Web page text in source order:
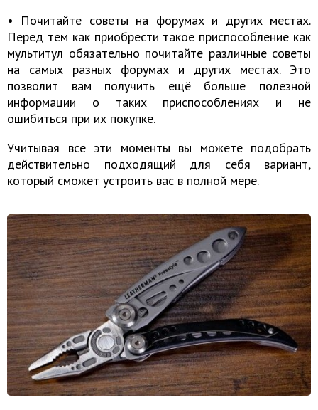
• Почитайте советы на форумах и других местах.
Перед тем как приобрести такое приспособление как
мультитул обязательно почитайте различные советы
на самых разных форумах и других местах. Это
позволит вам получить ещё больше полезной
информации о таких приспособлениях и не
ошибиться при их покупке.
Учитывая все эти моменты вы можете подобрать
действительно подходящий для себя вариант,
который сможет устроить вас в полной мере.